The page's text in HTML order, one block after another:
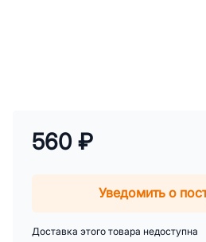
560 ₽
Уведомить о
Доставка этого товара недоступна